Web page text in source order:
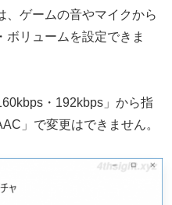
、ゲームの音やマイクから
ボリュームを設定できま
・192kbps」から指
」で変更はできません。